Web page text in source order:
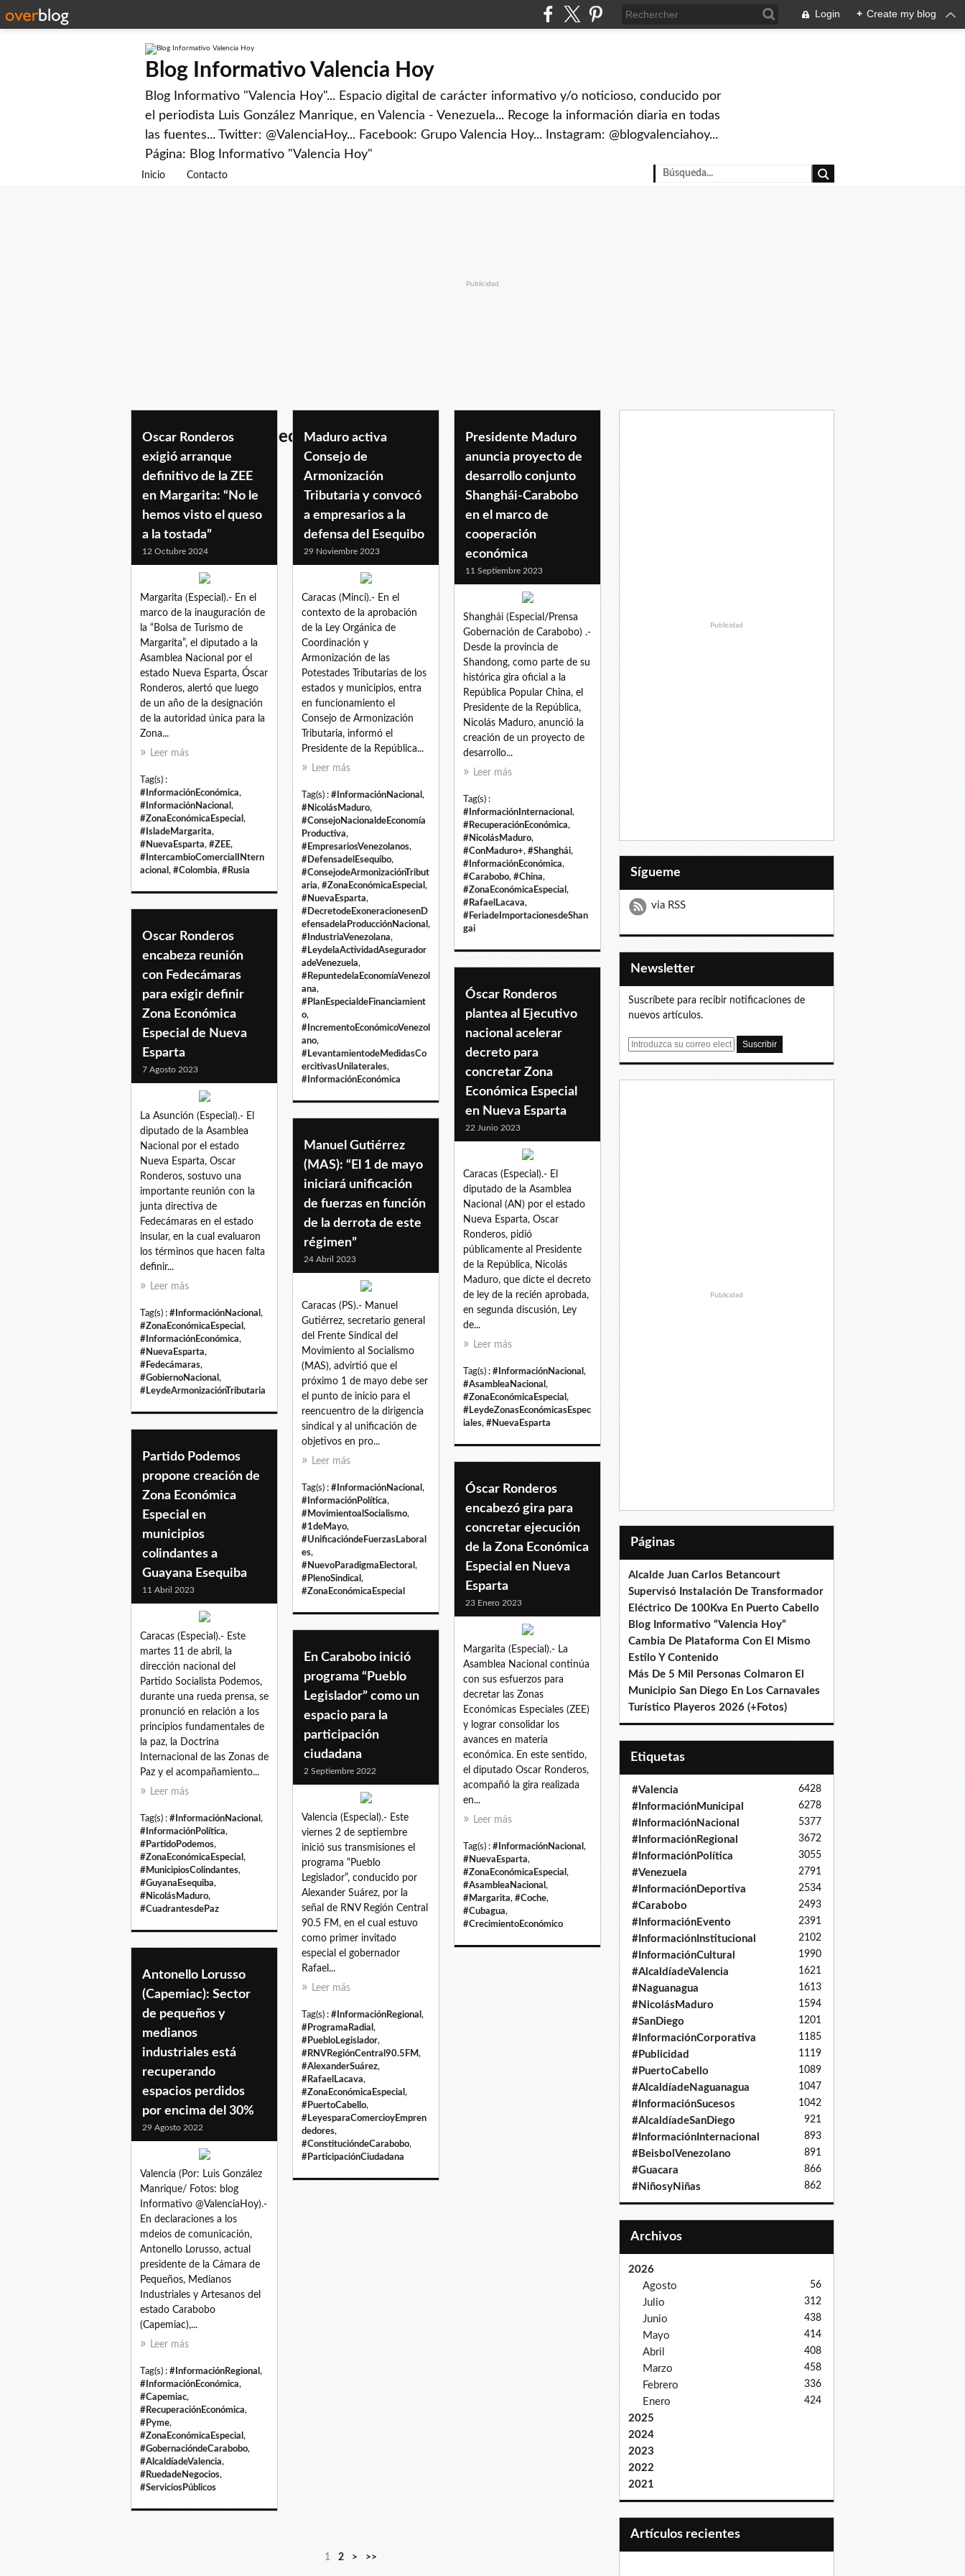
Login + Create my blog
Blog Informativo Valencia Hoy
Blog Informativo "Valencia Hoy"... Espacio digital de carácter informativo y/o noticioso, conducido por
el periodista Luis González Manrique, en Valencia - Venezuela... Recoge la información diaria en todas
las fuentes... Twitter: @ValenciaHoy... Facebook: Grupo Valencia Hoy... Instagram: @blogvalenciahoy...
Página: Blog Informativo "Valencia Hoy"
Inicio Contacto
Publicidad
zonaeconomicaespecial
Oscar Ronderos
exigió arranque
definitivo de la ZEE
en Margarita: “No le
hemos visto el queso
a la tostada”
12 Octubre 2024
Margarita (Especial).- En el
marco de la inauguración de
la “Bolsa de Turismo de
Margarita”, el diputado a la
Asamblea Nacional por el
estado Nueva Esparta, Óscar
Ronderos, alertó que luego
de un año de la designación
de la autoridad única para la
Zona...
Leer más
Tag(s) :
#InformaciónEconómica,
#InformaciónNacional ,
#ZonaEconómicaEspecial ,
#IsladeMargarita,
#NuevaEsparta, #ZEE,
#IntercambioComercialINtern
acional , #Colombia, #Rusia
Maduro activa
Consejo de
Armonización
Tributaria y convocó
a empresarios a la
defensa del Esequibo
29 Noviembre 2023
Caracas (Minci).- En el
contexto de la aprobación
de la Ley Orgánica de
Coordinación y
Armonización de las
Potestades Tributarias de los
estados y municipios, entra
en funcionamiento el
Consejo de Armonización
Tributaria, informó el
Presidente de la República...
Leer más
Tag(s) : #InformaciónNacional ,
#NicolásMaduro,
#ConsejoNacionaldeEconomía
Productiva,
#EmpresariosVenezolanos,
#DefensadelEsequibo,
#ConsejodeArmonizaciónTribut
aria, #ZonaEconómicaEspecial ,
#NuevaEsparta,
#DecretodeExoneracionesenD
efensadelaProducciónNacional ,
#IndustriaVenezolana,
#LeydelaActividadAsegurador
adeVenezuela,
#RepuntedelaEconomíaVenezol
ana,
#PlanEspecialdeFinanciamient
o,
#IncrementoEconómicoVenezol
ano,
#LevantamientodeMedidasCo
ercitivasUnilaterales,
#InformaciónEconómica
Presidente Maduro
anuncia proyecto de
desarrollo conjunto
Shanghái-Carabobo
en el marco de
cooperación
económica
11 Septiembre 2023
Shanghái (Especial/Prensa
Gobernación de Carabobo) .-
Desde la provincia de
Shandong, como parte de su
histórica gira oficial a la
República Popular China, el
Presidente de la República,
Nicolás Maduro, anunció la
creación de un proyecto de
desarrollo...
Leer más
Tag(s) :
#InformaciónInternacional ,
#RecuperaciónEconómica,
#NicolásMaduro,
#ConMaduro+, #Shanghái,
#InformaciónEconómica,
#Carabobo, #China,
#ZonaEconómicaEspecial ,
#RafaelLacava,
#FeriadeImportacionesdeShan
gai
Oscar Ronderos
encabeza reunión
con Fedecámaras
para exigir definir
Zona Económica
Especial de Nueva
Esparta
7 Agosto 2023
La Asunción (Especial).- El
diputado de la Asamblea
Nacional por el estado
Nueva Esparta, Oscar
Ronderos, sostuvo una
importante reunión con la
junta directiva de
Fedecámaras en el estado
insular, en la cual evaluaron
los términos que hacen falta
definir...
Leer más
Tag(s) : #InformaciónNacional ,
#ZonaEconómicaEspecial ,
#InformaciónEconómica,
#NuevaEsparta,
#Fedecámaras,
#GobiernoNacional ,
#LeydeArmonizaciónTributaria
Óscar Ronderos
plantea al Ejecutivo
nacional acelerar
decreto para
concretar Zona
Económica Especial
en Nueva Esparta
22 Junio 2023
Caracas (Especial).- El
diputado de la Asamblea
Nacional (AN) por el estado
Nueva Esparta, Oscar
Ronderos, pidió
públicamente al Presidente
de la República, Nicolás
Maduro, que dicte el decreto
de ley de la recién aprobada,
en segunda discusión, Ley
de...
Leer más
Tag(s) : #InformaciónNacional ,
#AsambleaNacional ,
#ZonaEconómicaEspecial ,
#LeydeZonasEconómicasEspec
iales, #NuevaEsparta
Manuel Gutiérrez
(MAS): “El 1 de mayo
iniciará unificación
de fuerzas en función
de la derrota de este
régimen”
24 Abril 2023
Caracas (PS).- Manuel
Gutiérrez, secretario general
del Frente Sindical del
Movimiento al Socialismo
(MAS), advirtió que el
próximo 1 de mayo debe ser
el punto de inicio para el
reencuentro de la dirigencia
sindical y al unificación de
objetivos en pro...
Leer más
Tag(s) : #InformaciónNacional ,
#InformaciónPolítica,
#MovimientoalSocialismo,
#1deMayo,
#UnificacióndeFuerzasLaboral
es,
#NuevoParadigmaElectoral ,
#PlenoSindical ,
#ZonaEconómicaEspecial
Partido Podemos
propone creación de
Zona Económica
Especial en
municipios
colindantes a
Guayana Esequiba
11 Abril 2023
Caracas (Especial).- Este
martes 11 de abril, la
dirección nacional del
Partido Socialista Podemos,
durante una rueda prensa, se
pronunció en relación a los
principios fundamentales de
la paz, la Doctrina
Internacional de las Zonas de
Paz y el acompañamiento...
Leer más
Tag(s) : #InformaciónNacional ,
#InformaciónPolítica,
#PartidoPodemos,
#ZonaEconómicaEspecial ,
#MunicipiosColindantes,
#GuyanaEsequiba,
#NicolásMaduro,
#CuadrantesdePaz
Óscar Ronderos
encabezó gira para
concretar ejecución
de la Zona Económica
Especial en Nueva
Esparta
23 Enero 2023
Margarita (Especial).- La
Asamblea Nacional continúa
con sus esfuerzos para
decretar las Zonas
Económicas Especiales (ZEE)
y lograr consolidar los
avances en materia
económica. En este sentido,
el diputado Oscar Ronderos,
acompañó la gira realizada
en...
Leer más
Tag(s) : #InformaciónNacional ,
#NuevaEsparta,
#ZonaEconómicaEspecial ,
#AsambleaNacional ,
#Margarita, #Coche,
#Cubagua,
#CrecimientoEconómico
En Carabobo inició
programa “Pueblo
Legislador” como un
espacio para la
participación
ciudadana
2 Septiembre 2022
Valencia (Especial).- Este
viernes 2 de septiembre
inició sus transmisiones el
programa “Pueblo
Legislador”, conducido por
Alexander Suárez, por la
señal de RNV Región Central
90.5 FM, en el cual estuvo
como primer invitado
especial el gobernador
Rafael...
Leer más
Tag(s) : #InformaciónRegional ,
#ProgramaRadial ,
#PuebloLegislador,
#RNVRegiónCentral90.5FM,
#AlexanderSuárez,
#RafaelLacava,
#ZonaEconómicaEspecial ,
#PuertoCabello,
#LeyesparaComercioyEmpren
dedores,
#ConstitucióndeCarabobo,
#ParticipaciónCiudadana
Antonello Lorusso
(Capemiac): Sector
de pequeños y
medianos
industriales está
recuperando
espacios perdidos
por encima del 30%
29 Agosto 2022
Valencia (Por: Luis González
Manrique/ Fotos: blog
Informativo @ValenciaHoy).-
En declaraciones a los
mdeios de comunicación,
Antonello Lorusso, actual
presidente de la Cámara de
Pequeños, Medianos
Industriales y Artesanos del
estado Carabobo
(Capemiac),...
Leer más
Tag(s) : #InformaciónRegional ,
#InformaciónEconómica,
#Capemiac,
#RecuperaciónEconómica,
#Pyme,
#ZonaEconómicaEspecial ,
#GobernacióndeCarabobo,
#AlcaldíadeValencia,
#RuedadeNegocios,
#ServiciosPúblicos
1 2 > >>
Publicidad
Sígueme
via RSS
Newsletter
Suscríbete para recibir notificaciones de
nuevos artículos.
E
Publicidad
Páginas
Alcalde Juan Carlos Betancourt
Supervisó Instalación De Transformador
Eléctrico De 100Kva En Puerto Cabello
Blog Informativo “Valencia Hoy”
Cambia De Plataforma Con El Mismo
Estilo Y Contenido
Más De 5 Mil Personas Colmaron El
Municipio San Diego En Los Carnavales
Turístico Playeros 2026 (+Fotos)
Etiquetas
#Valencia 6428
#InformaciónMunicipal 6278
#InformaciónNacional 5377
#InformaciónRegional 3672
#InformaciónPolítica 3055
#Venezuela 2791
#InformaciónDeportiva 2534
#Carabobo 2493
#InformaciónEvento 2391
#InformaciónInstitucional 2102
#InformaciónCultural 1990
#AlcaldíadeValencia 1621
#Naguanagua 1613
#NicolásMaduro 1594
#SanDiego 1201
#InformaciónCorporativa 1185
#Publicidad 1119
#PuertoCabello 1089
#AlcaldíadeNaguanagua 1047
#InformaciónSucesos 1042
#AlcaldíadeSanDiego 921
#InformaciónInternacional 893
#BeisbolVenezolano 891
#Guacara 866
#NiñosyNiñas 862
Archivos
2026
Agosto
56
Julio 312
Junio 438
Mayo 414
Abril 408
Marzo 458
Febrero 336
Enero 424
2025
2024
2023
2022
2021
Artículos recientes